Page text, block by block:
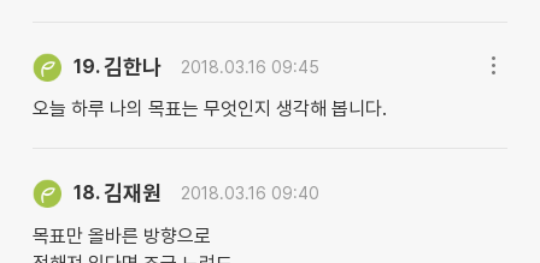
19.김한나 2018.03.16 09:45
오늘 하루 나의 목표는 무엇인지 생각해 봅니다.
18.김재원 2018.03.16 09:40
목표만 올바른 방향으로